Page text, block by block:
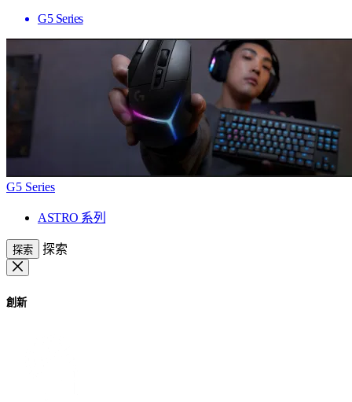
G5 Series
G5 Series
ASTRO 系列
探索 探索
創新